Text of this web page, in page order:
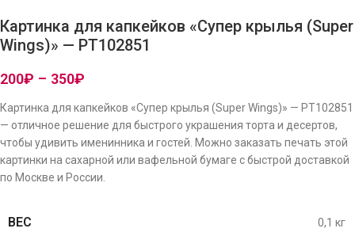
Картинка для капкейков «Супер крылья (Super
Wings)» — PT102851
200₽ – 350₽
Картинка для капкейков «Супер крылья (Super Wings)» — PT102851
— отличное решение для быстрого украшения торта и десертов,
чтобы удивить именинника и гостей. Можно заказать печать этой
картинки на сахарной или вафельной бумаге с быстрой доставкой
по Москве и России.
ВЕС 0,1 кг